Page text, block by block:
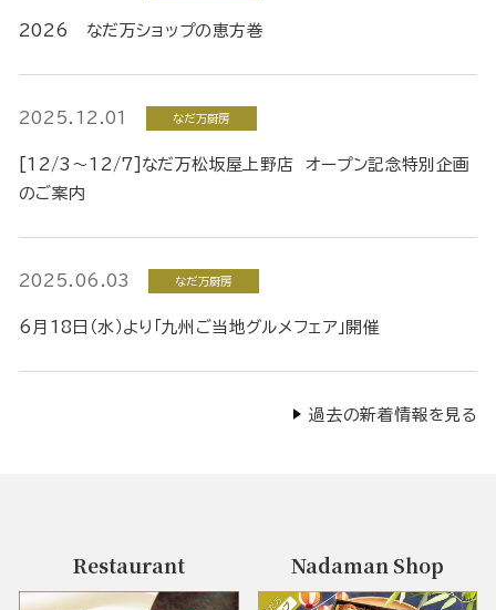
2026 なだ万ショップの恵方巻
2025.12.01 なだ万厨房
[12/3～12/7]なだ万松坂屋上野店 オープン記念特別企画
のご案内
2025.06.03 なだ万厨房
6月18日（水）より「九州ご当地グルメフェア」開催
過去の新着情報を見る
Restaurant Nadaman Shop